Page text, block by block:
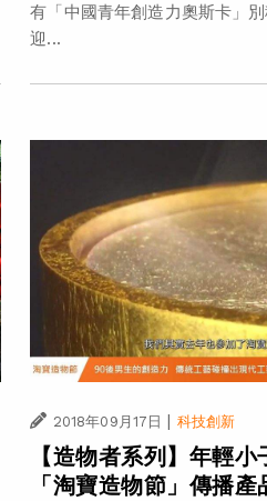
有「中國青年創造力奧斯卡」
迎...
2018年09月17日 科技創新
【造物者系列】年輕
「淘寶造物節」傳播產